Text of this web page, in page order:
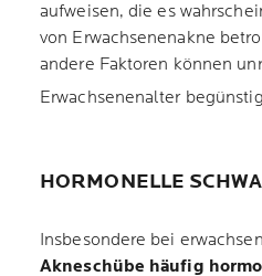
aufweisen, die es
von Erwachsenenakne
andere Faktoren können
Erwachsenenalter
HORMONELLE
Insbesondere bei
Akneschübe häufig